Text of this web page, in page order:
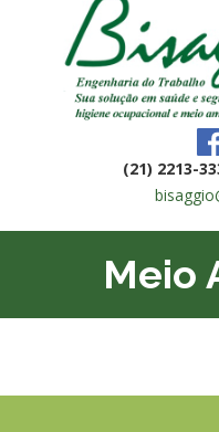
(21) 2213-
Meio